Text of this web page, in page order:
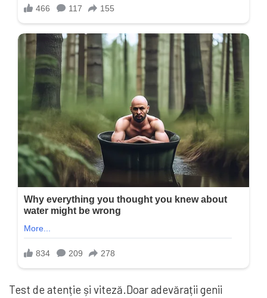
Test de atenție și viteză.Doar adevărații genii